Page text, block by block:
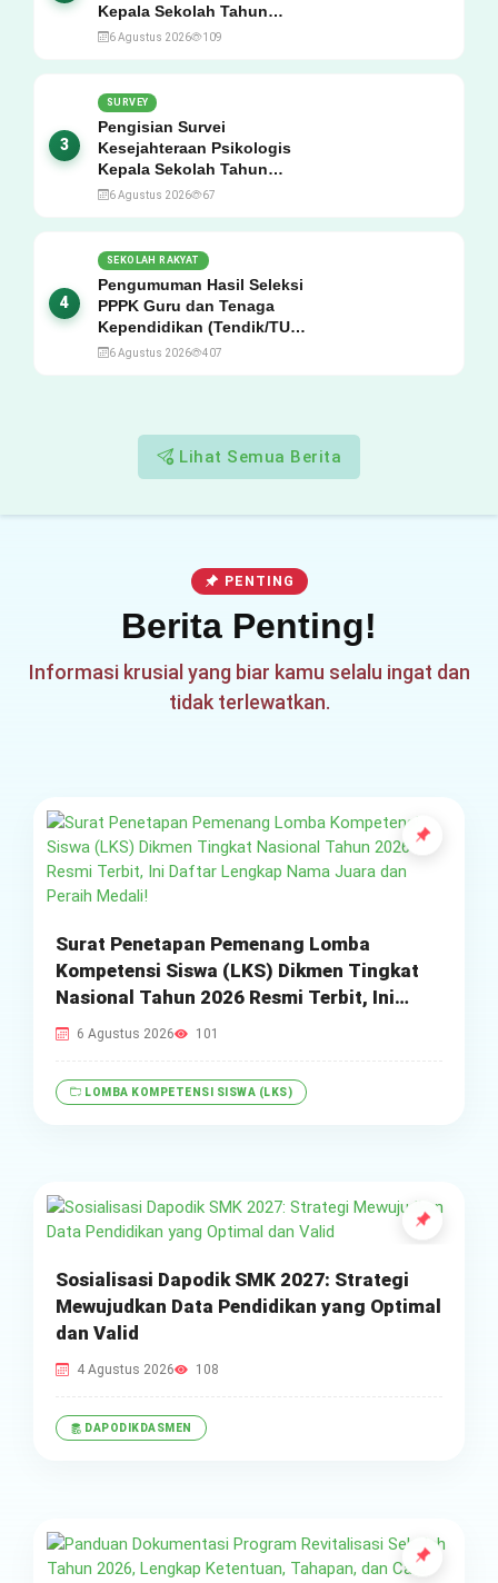
Kepala Sekolah Tahun
2026, Lengkap Link Resmi,
yang Wajib Diperhatikan!
6 Agustus 2026 109
3
SURVEY
Pengisian Survei
Kesejahteraan Psikologis
Kepala Sekolah Tahun
2026, Ini Jadwal, Link
Ketentuan Lengkapnya!
6 Agustus 2026 67
4
SEKOLAH RAKYAT
Pengumuman Hasil Seleksi
PPPK Guru dan Tenaga
Kependidikan (Tendik/TU)
di Sekolah Rakyat Tahun
Lolos!
6 Agustus 2026 407
Lihat Semua Berita
PENTING
Berita Penting!
Informasi krusial yang biar kamu selalu ingat dan
tidak terlewatkan.
Surat Penetapan Pemenang Lomba
Kompetensi Siswa (LKS) Dikmen Tingkat
Nasional Tahun 2026 Resmi Terbit, Ini
Daftar Lengkap Nama Juara dan Peraih
6 Agustus 2026 101
LOMBA KOMPETENSI SISWA (LKS)
Sosialisasi Dapodik SMK 2027: Strategi
Mewujudkan Data Pendidikan yang Optimal
dan Valid
4 Agustus 2026 108
DAPODIKDASMEN